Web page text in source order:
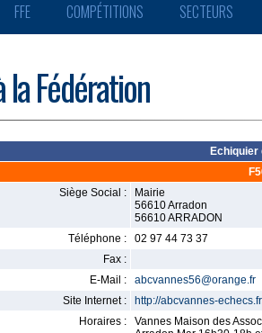
FFE COMPÉTITIONS SECTEURS
Fédération
Echiquier
Siège Social :
Mairie
56610 Arradon
56610 ARRADON
Téléphone :
02 97 44 73 37
Fax :
E-Mail :
abcvannes56@orange.fr
Site Internet :
http://abcvannes-
Horaires :
Vannes Maison des